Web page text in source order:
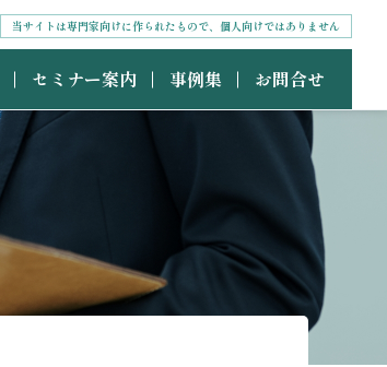
当サイトは専門家向けに作られたもので、個人向けではありません
セミナー案内 事例集 お問合せ